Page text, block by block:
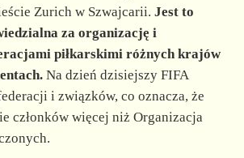
Zurich w Szwajcarii. Jest to
za organizację i
piłkarskimi różnych krajów
Na dzień dzisiejszy FIFA
i związków, co oznacza, że
członków więcej niż Organizacja